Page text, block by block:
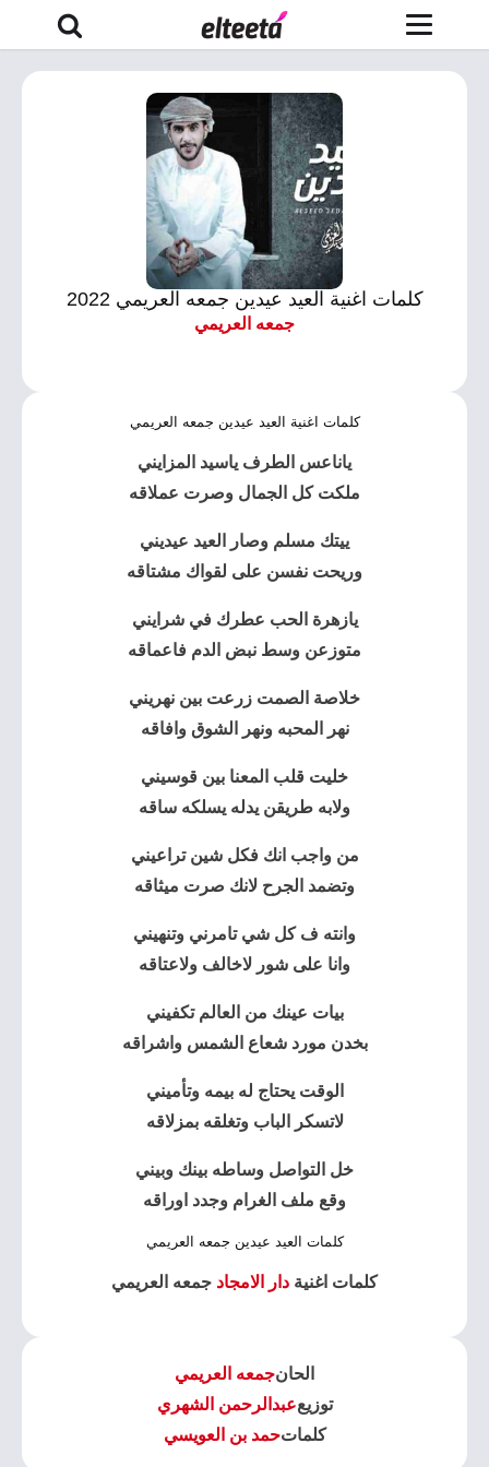
كلمات اغنية العيد عيدين جمعه العريمي 2022
جمعه العريمي
كلمات اغنية العيد عيدين جمعه العريمي
ياناعس الطرف ياسيد المزايني
ملكت كل الجمال وصرت عملاقه
ييتك مسلم وصار
العيد عيديني
وريحت نفسن على لقواك مشتاقه
يازهرة الحب عطرك في شرايني
متوزعن وسط نبض الدم فاعماقه
خلاصة الصمت زرعت بين نهريني
نهر المحبه ونهر الشوق وافاقه
خليت قلب المعنا بين قوسيني
ولابه طريقن يدله يسلكه ساقه
من واجب انك فكل شين تراعيني
وتضمد الجرح لانك صرت ميثاقه
وانته ف كل شي تامرني وتنهيني
وانا على شور لاخالف ولاعتاقه
بيات عينك من العالم تكفيني
بخدن مورد شعاع الشمس واشراقه
الوقت يحتاج له بيمه وتأميني
لاتسكر الباب وتغلقه بمزلاقه
خل التواصل وساطه بينك وبيني
وقع ملف الغرام وجدد اوراقه
كلمات العيد عيدين جمعه العريمي
كلمات اغنية دار الامجاد جمعه العريمي
الحانجمعه العريمي
توزيععبدالرحمن الشهري
كلماتحمد بن العويسي